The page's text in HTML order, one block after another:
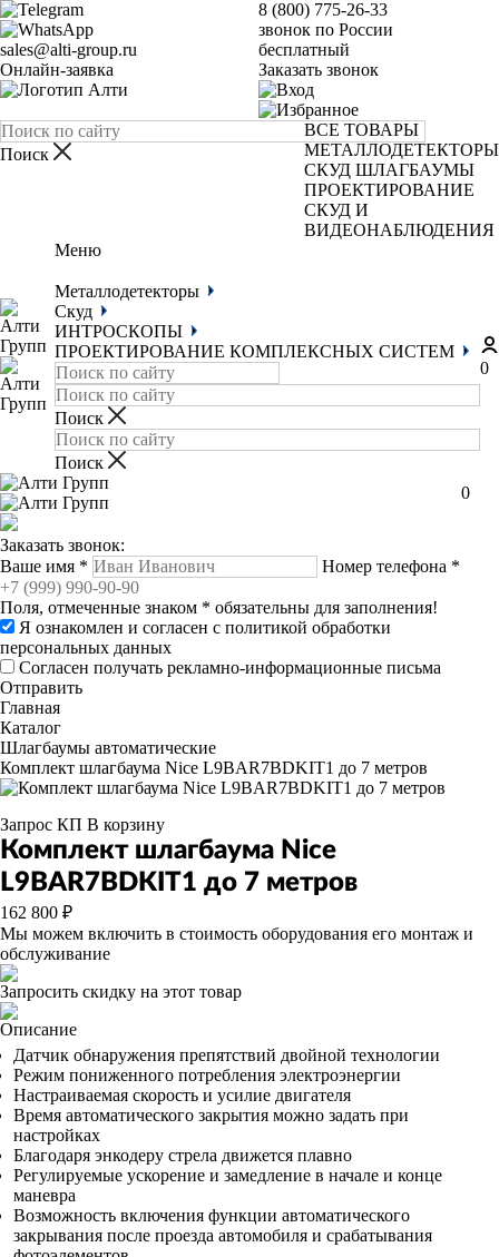
sales@alti-group.ru
Онлайн-заявка
8 (800) 775-26-33
звонок по России
бесплатный
Заказать звонок
ВСЕ ТОВАРЫ
МЕТАЛЛОДЕТЕКТОРЫ
СКУД ШЛАГБАУМЫ
ПРОЕКТИРОВАНИЕ
СКУД И
ВИДЕОНАБЛЮДЕНИЯ
Меню
Металлодетекторы
Скуд
ИНТРОСКОПЫ
ПРОЕКТИРОВАНИЕ КОМПЛЕКСНЫХ СИСТЕМ
0
0
Заказать звонок:
Ваше имя * Номер телефона *
Поля, отмеченные знаком * обязательны для заполнения!
Я ознакомлен и согласен с политикой обработки
персональных данных
Согласен получать рекламно-информационные письма
Отправить
Главная
Каталог
Шлагбаумы автоматические
Комплект шлагбаума Nice L9BAR7BDKIT1 до 7 метров
Запрос КП В корзину
Комплект шлагбаума Nice
L9BAR7BDKIT1 до 7 метров
162 800 ₽
Мы можем включить в стоимость оборудования его монтаж и
обслуживание
Запросить скидку на этот товар
Описание
Датчик обнаружения препятствий двойной технологии
Режим пониженного потребления электроэнергии
Настраиваемая скорость и усилие двигателя
Время автоматического закрытия можно задать при
настройках
Благодаря энкодеру стрела движется плавно
Регулируемые ускорение и замедление в начале и конце
маневра
Возможность включения функции автоматического
закрывания после проезда автомобиля и срабатывания